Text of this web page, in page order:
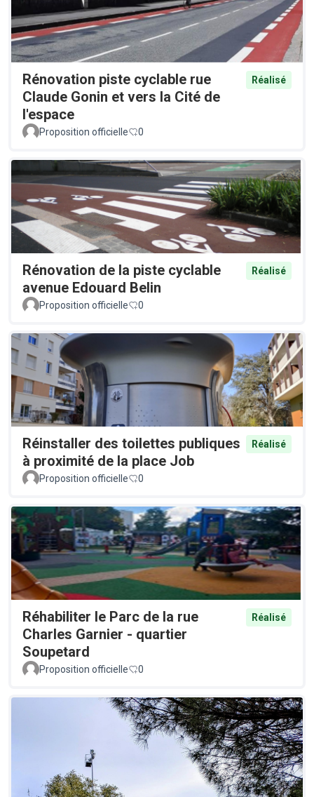
Rénovation piste cyclable rue
Claude Gonin et vers la Cité de
l'espace
Réalisé
Proposition officielle 0
Rénovation de la piste cyclable
avenue Edouard Belin
Réalisé
Proposition officielle 0
Réinstaller des toilettes publiques
à proximité de la place Job
Réalisé
Proposition officielle 0
Réhabiliter le Parc de la rue
Charles Garnier - quartier
Soupetard
Réalisé
Proposition officielle 0